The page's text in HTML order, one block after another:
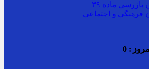
ماده ۳۹
فرهنگی و اجتماعی
:
0